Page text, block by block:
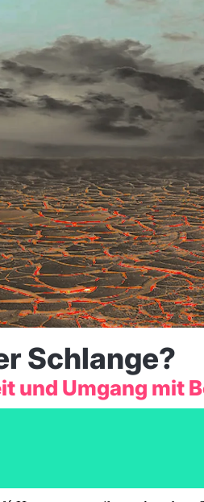
Schlange?
und Umgang mit